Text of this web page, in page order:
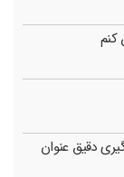
کنم
دقیق عنوان